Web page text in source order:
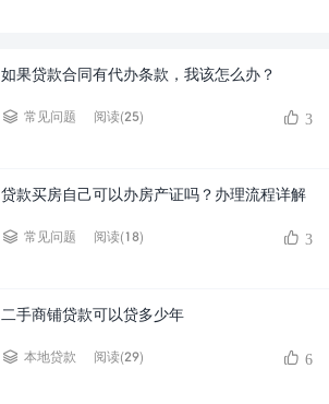
如果贷款合同有代办条款，我该怎么办？
常见问题 阅读(25) 3
贷款买房自己可以办房产证吗？办理流程详解
常见问题 阅读(18) 3
二手商铺贷款可以贷多少年
本地贷款 阅读(29) 6